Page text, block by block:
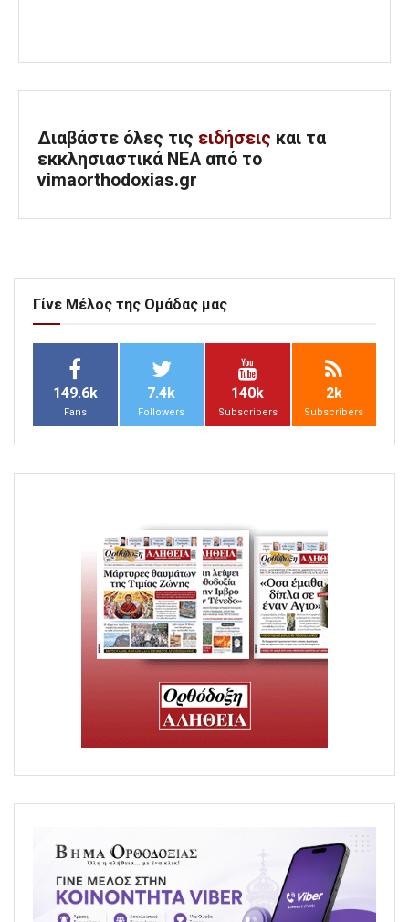
Διαβάστε όλες τις ειδήσεις και τα
εκκλησιαστικά ΝΕΑ από το
vimaorthodoxias.gr
Γίνε Μέλος της Ομάδας μας
149.6k
Fans
7.4k
Followers
140k
Subscribers
2k
Subscribers